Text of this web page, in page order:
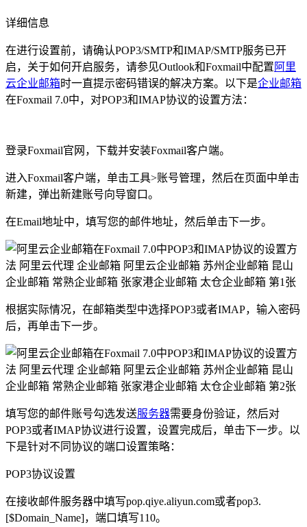
详细信息
在进行设置前，请确认POP3/SMTP和IMAP/SMTP服务已开
启，关于如何开启服务，请参见Outlook和Foxmail中配置 阿里
云企业邮箱时一直提示密码错误的解决方案。以下是企业邮箱
在Foxmail 7.0中，对POP3和IMAP协议的设置方法：
登录Foxmail官网，下载并安装Foxmail客户端。
进入Foxmail客户端，单击工具>账号管理，然后在页面中单击
新建，弹出新建账号向导窗口。
在Email地址中，填写您的邮件地址，然后单击下一步。
根据实际情况，在邮箱类型中选择POP3或者IMAP，输入密码
后，再单击下一步。
填写您的邮件账号勾选发送服务器需要身份验证，然后对
POP3或者IMAP协议进行设置，设置完成后，单击下一步。以
下是针对不同协议的端口设置策略：
POP3协议设置
在接收邮件服务器中填写pop.qiye.aliyun.com或者pop3.
[$Domain_Name]，端口填写110。